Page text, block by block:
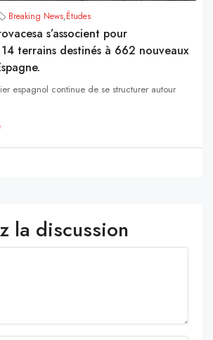
Breaking News,Études
s’associent pour
terrains destinés à 662 nouveaux
espagnol continue de se structurer autour
la discussion